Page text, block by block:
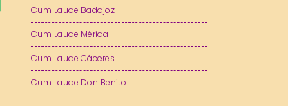
Cum Laude Badajoz
Cum Laude Mérida
Cum Laude Cáceres
Cum Laude Don Benito